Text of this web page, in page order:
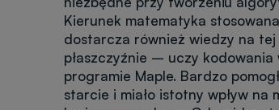
Kierunek matematyka stosowana
dostarcza również wiedzy na tej
płaszczyźnie – uczy kodowania
programie Maple. Bardzo
starcie i miało istotny wpływ na